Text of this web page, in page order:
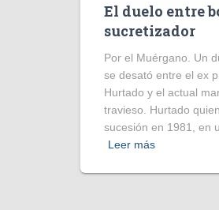
El duelo entre
sucretizador
Por el Muérgano. Un
se desató entre el ex
Hurtado y el actual
travieso. Hurtado
sucesión en 1981, en
Leer más